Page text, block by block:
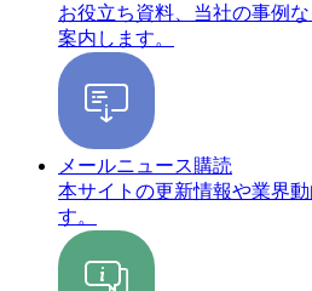
お役立ち資料、当社の事例
案内します。
メールニュース購読
本サイトの更新情報や業界
す。